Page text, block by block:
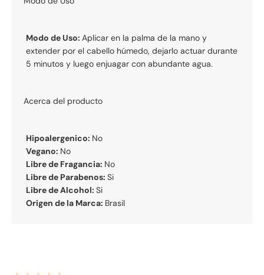
Modo de Uso: Aplicar en la palma de la mano y
extender por el cabello húmedo, dejarlo actuar durante
5 minutos y luego enjuagar con abundante agua.
Acerca del producto
Hipoalergenico: No
Vegano: No
Libre de Fragancia: No
Libre de Parabenos: Si
Libre de Alcohol: Si
Origen de la Marca: Brasil